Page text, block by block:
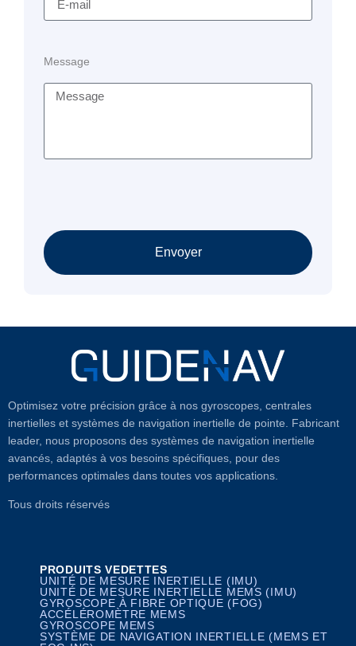
Message
Envoyer
Optimisez votre précision grâce à nos gyroscopes, centrales
inertielles et systèmes de navigation inertielle de pointe. Fabricant
leader, nous proposons des systèmes de navigation inertielle
avancés, adaptés à vos besoins spécifiques, pour des
performances optimales dans toutes vos applications.
Tous droits réservés
PRODUITS VEDETTES
UNITÉ DE MESURE INERTIELLE (IMU)
UNITÉ DE MESURE INERTIELLE MEMS (IMU)
GYROSCOPE À FIBRE OPTIQUE (FOG)
ACCÉLÉROMÈTRE MEMS
GYROSCOPE MEMS
SYSTÈME DE NAVIGATION INERTIELLE (MEMS ET